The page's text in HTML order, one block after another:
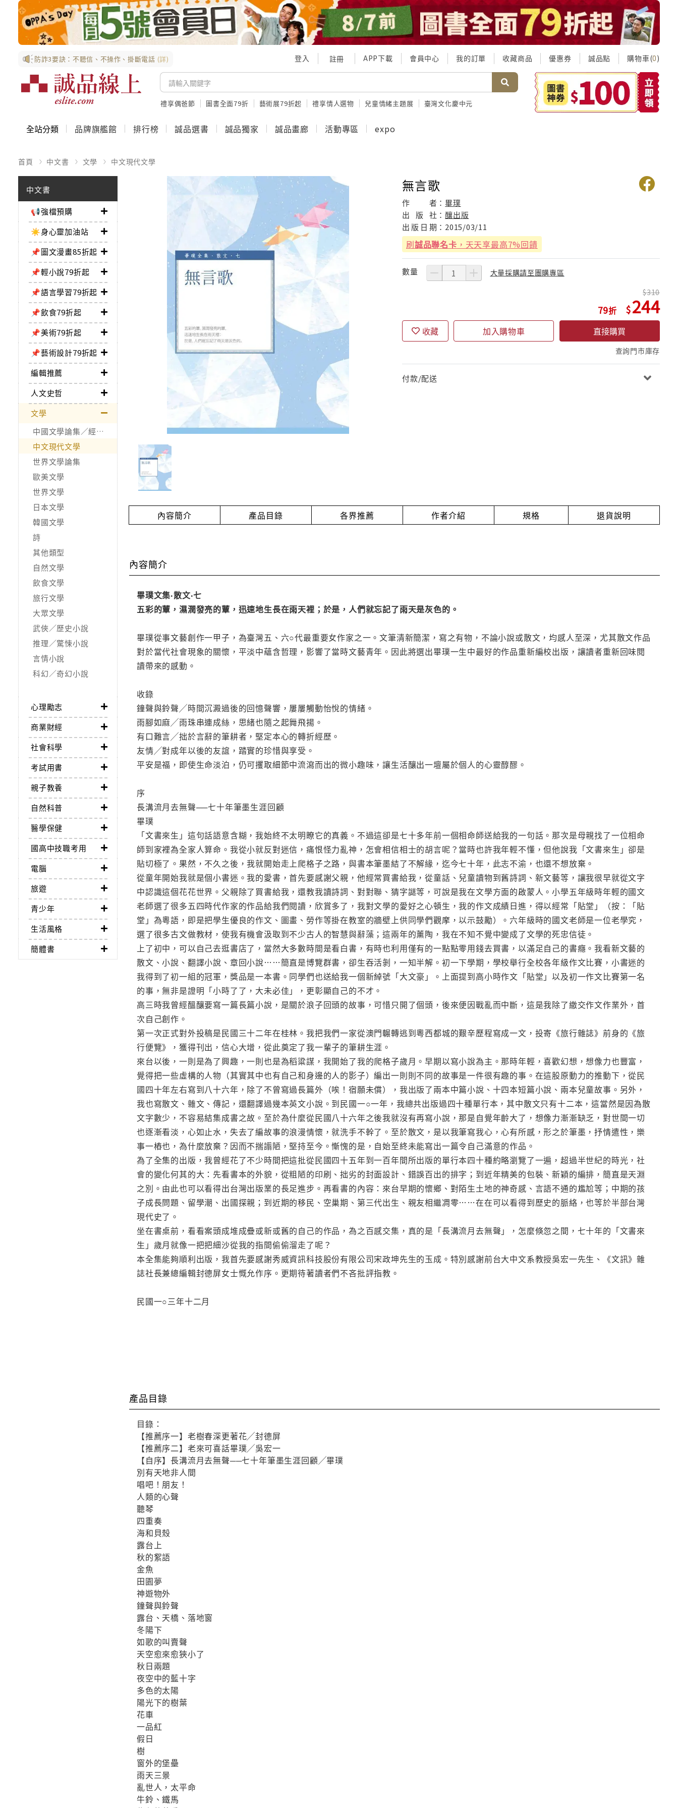
防詐3要訣：不聽信、不操作、掛斷電話 (詳) 登入 註冊 APP下載 會員中心 我的訂單 收藏商品 優惠券 誠品點 購物車(0)
禮享偶爸節 圖書全面79折 藝術展79折起 禮享情人選物 兒童情緒主題展 臺灣文化慶中元
全站分類 品牌旗艦館 排行榜 誠品選書 誠品獨家 誠品畫廊 活動專區 expo
首頁 中文書 文學 中文現代文學
中文書
📢強檔預購
☀️身心靈加油站
📌圖文漫畫85折起
📌輕小說79折起
📌語言學習79折起
📌飲食79折起
📌美術79折起
📌藝術設計79折起
編輯推薦
人文史哲
文學
中國文學論集／經典作品
中文現代文學
世界文學論集
歐美文學
世界文學
日本文學
韓國文學
詩
其他類型
自然文學
飲食文學
旅行文學
大眾文學
武俠／歷史小說
推理／驚悚小說
言情小說
科幻／奇幻小說
心理勵志
商業財經
社會科學
考試用書
親子教養
自然科普
醫學保健
國高中技職考用
電腦
旅遊
青少年
生活風格
簡體書
無言歌
作 者：畢璞
出
版 社：釀出版
出 版 日 期： 2015/03/11
刷誠品聯名卡 ，天天享最高7%回饋
數量 大量採購請至團購專區
79
310
244
收藏 加入購物車 直接購買
查詢門市庫存
付款/配送
內容簡介 產品目錄 各界推薦 作者介紹 規格 退貨說明
內容簡介
畢璞文集‧散文‧七
五彩的蕈，濕潤發亮的蕈，迅速地生長在雨天裡；於是，人們就忘記了雨天是灰色的。
畢璞從事文藝創作一甲子，為臺灣五、六○代最重要女作家之一。文筆清新簡潔，寫之有物，不論小說或散文，均感人至深，尤其散文作品
對於當代社會現象的關懷，平淡中蘊含哲理，影響了當時文藝青年。因此將選出畢璞一生中最好的作品重新編校出版，讓讀者重新回味閱
讀帶來的感動。
收錄
鐘聲與鈴聲╱時間沉澱過後的回憶聲響，屢屢觸動怡悅的情緒。
雨腳如麻╱雨珠串連成絲，思緒也隨之起舞飛揚。
有口難言╱拙於言辭的筆耕者，堅定本心的轉折經歷。
友情╱對成年以後的友誼，踏實的珍惜與享受。
平安是福，即使生命淡泊，仍可攫取細節中流瀉而出的微小趣味，讓生活釀出一壇屬於個人的心靈醇醪。
序
長溝流月去無聲──七十年筆墨生涯回顧
畢璞
「文書來生」這句話語意含糊，我始終不太明瞭它的真義。不過這卻是七十多年前一個相命師送給我的一句話。那次是母親找了一位相命
師到家裡為全家人算命。我從小就反對迷信，痛恨怪力亂神，怎會相信相士的胡言呢？當時也許我年輕不懂，但他說我「文書來生」卻是
貼切極了。果然，不久之後，我就開始走上爬格子之路，與書本筆墨結了不解緣，迄今七十年，此志不渝，也還不想放棄。
從童年開始我就是個小書迷。我的愛書，首先要感謝父親，他經常買書給我，從童話、兒童讀物到舊詩詞、新文藝等，讓我很早就從文字
中認識這個花花世界。父親除了買書給我，還教我讀詩詞、對對聯、猜字謎等，可說是我在文學方面的啟蒙人。小學五年級時年輕的國文
老師選了很多五四時代作家的作品給我們閱讀，欣賞多了，我對文學的愛好之心頓生，我的作文成績日進，得以經常「貼堂」（按：「貼
堂」為粵語，即是把學生優良的作文、圖畫、勞作等掛在教室的牆壁上供同學們觀摩，以示鼓勵）。六年級時的國文老師是一位老學究，
選了很多古文做教材，使我有機會汲取到不少古人的智慧與辭藻；這兩年的薰陶，我在不知不覺中變成了文學的死忠信徒。
上了初中，可以自己去逛書店了，當然大多數時間是看白書，有時也利用僅有的一點點零用錢去買書，以滿足自己的書癮。我看新文藝的
散文、小說、翻譯小說、章回小說……簡直是博覽群書，卻生吞活剝，一知半解。初一下學期，學校舉行全校各年級作文比賽，小書迷的
我得到了初一組的冠軍，獎品是一本書。同學們也送給我一個新綽號「大文豪」。上面提到高小時作文「貼堂」以及初一作文比賽第一名
的事，無非是證明「小時了了，大未必佳」，更彰顯自己的不才。
高三時我曾經醞釀要寫一篇長篇小說，是關於浪子回頭的故事，可惜只開了個頭，後來便因戰亂而中斷，這是我除了繳交作文作業外，首
次自己創作。
第一次正式對外投稿是民國三十二年在桂林。我把我們一家從澳門輾轉逃到粵西都城的艱辛歷程寫成一文，投寄《旅行雜誌》前身的《旅
行便覽》，獲得刊出，信心大增，從此奠定了我一輩子的筆耕生涯。
來台以後，一則是為了興趣，一則也是為稻粱謀，我開始了我的爬格子歲月。早期以寫小說為主。那時年輕，喜歡幻想，想像力也豐富，
覺得把一些虛構的人物（其實其中也有自己和身邊的人的影子）編出一則則不同的故事是一件很有趣的事。在這股原動力的推動下，從民
國四十年左右寫到八十六年，除了不曾寫過長篇外（唉！宿願未償），我出版了兩本中篇小說、十四本短篇小說、兩本兒童故事。另外，
我也寫散文、雜文、傳記，還翻譯過幾本英文小說。到民國一○一年，我總共出版過四十種單行本，其中散文只有十二本，這當然是因為散
文字數少，不容易結集成書之故。至於為什麼從民國八十六年之後我就沒有再寫小說，那是自覺年齡大了，想像力漸漸缺乏，對世間一切
也逐漸看淡，心如止水，失去了編故事的浪漫情懷，就洗手不幹了。至於散文，是以我筆寫我心，心有所感，形之於筆墨，抒情遣性，樂
事一樁也，為什麼放棄？因而不揣譾陋，堅持至今。慚愧的是，自始至終未能寫出一篇令自己滿意的作品。
為了全集的出版，我曾經花了不少時間把這批從民國四十五年到一百年間所出版的單行本四十種約略瀏覽了一遍，超過半世紀的時光，社
會的變化何其的大：先看書本的外貌，從粗陋的印刷、拙劣的封面設計、錯誤百出的排字；到近年精美的包裝、新穎的編排，簡直是天淵
之別。由此也可以看得出台灣出版業的長足進步。再看書的內容：來台早期的懷鄉、對陌生土地的神奇感、言語不通的尷尬等；中期的孩
子成長問題、留學潮、出國探親；到近期的移民、空巢期、第三代出生、親友相繼凋零……在在可以看得到歷史的脈絡，也等於半部台灣
現代史了。
坐在書桌前，看看案頭成堆成疊或新或舊的自己的作品，為之百感交集，真的是「長溝流月去無聲」，怎麼倏忽之間，七十年的「文書來
生」歲月就像一把把細沙從我的指間偷偷溜走了呢？
本全集能夠順利出版，我首先要感謝秀威資訊科技股份有限公司宋政坤先生的玉成。特別感謝前台大中文系教授吳宏一先生、《文訊》雜
誌社長兼總編輯封德屏女士慨允作序。更期待著讀者們不吝批評指教。
民國一○三年十二月
產品目錄
目錄：
【推薦序一】老樹春深更著花╱封德屏
【推薦序二】老來可喜話畢璞╱吳宏一
【自序】長溝流月去無聲──七十年筆墨生涯回顧╱畢璞
別有天地非人間
唱吧！朋友！
人類的心聲
聽琴
四重奏
海和貝殼
露台上
秋的絮語
金魚
田園夢
神遊物外
鐘聲與鈴聲
露台、天橋、落地窗
冬陽下
如歌的叫賣聲
天空愈來愈狹小了
秋日兩題
夜空中的藍十字
多色的太陽
陽光下的樹葉
花車
一品紅
假日
樹
窗外的堡壘
雨天三景
亂世人，太平命
牛鈴、鐵馬